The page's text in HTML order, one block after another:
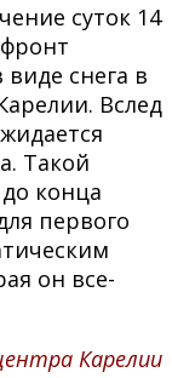
суток 14
снега в
Вслед
Такой
конца
первого
он все-
Карелии